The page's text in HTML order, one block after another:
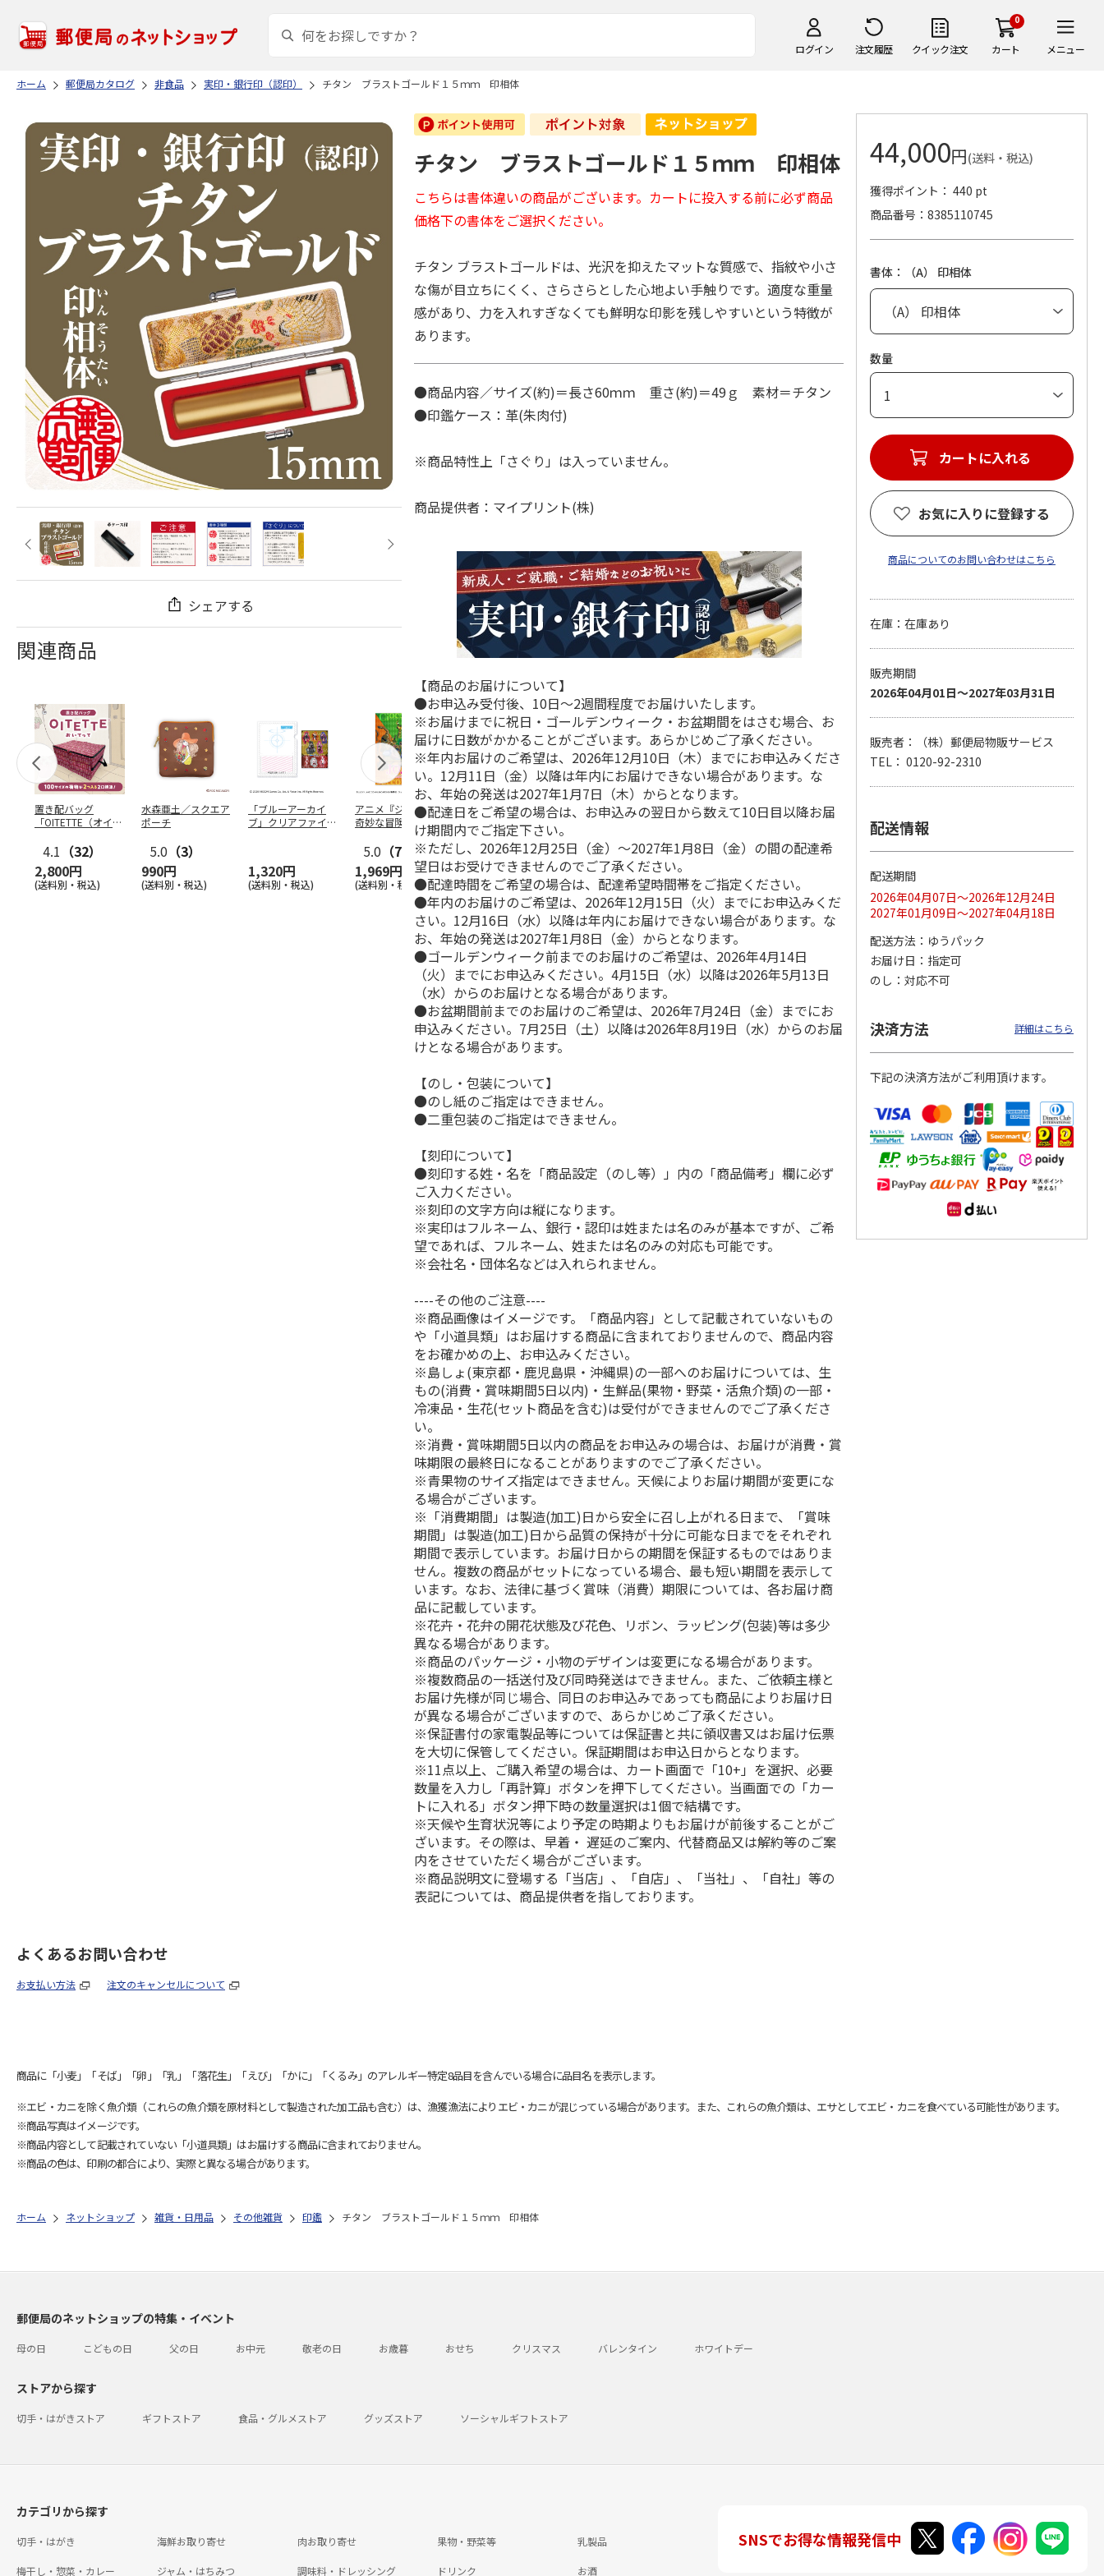
ログイン 注文履歴 クイック注文
0
カート メニュー
ホーム 郵便局カタログ 非食品 実印・銀行印（認印） チタン ブラストゴールド１５ｍｍ 印相体
シェアする
関連商品
置き配バッグ
「OITETTE（オイテ
4.1 （32）
2,800円
(送料別・税込)
水森亜土／スクエア
ポーチ
5.0 （3）
990円
(送料別・税込)
「ブルーアーカイ
ブ」クリアファイル
1,320円
(送料別・税込)
アニメ『ジョジョの
奇妙な冒険 黄金の
風』チョコラータと
セッ…
5.0 （7）
1,969円
(送料別・税込)
水森亜土／ステッカ
ーセット
600円
(送料別・税込)
リラックマ／マルチ
ケース
5.0（6）
1,100円
(送料別・税込)
令和八年七月場所
優勝力士純金製小判
605,000円
(送料・税込)
リラックマ／クリア
ファイル３点セット
(送料別・税込)
ジオラマスタンド
（殺生丸）
5.0（4）
3,300円
(送料別・税込)
5.0（4）
チタン ブラストゴールド１５ｍｍ 印相体
こちらは書体違いの商品がございます。カートに投入する前に必ず商品
価格下の書体をご選択ください。
チタン ブラストゴールドは、光沢を抑えたマットな質感で、指紋や小さ
な傷が目立ちにくく、さらさらとした心地よい手触りです。適度な重量
感があり、力を入れすぎなくても鮮明な印影を残しやすいという特徴が
あります。
●商品内容／サイズ(約)＝長さ60ｍｍ 重さ(約)＝49ｇ 素材＝チタン
●印鑑ケース：革(朱肉付)
※商品特性上「さぐり」は入っていません。
商品提供者：マイプリント(株)
【商品のお届けについて】
●お申込み受付後、10日～2週間程度でお届けいたします。
※お届けまでに祝日・ゴールデンウィーク・お盆期間をはさむ場合、お
届けに日数がかかることがございます。あらかじめご了承ください。
※年内お届けのご希望は、2026年12月10日（木）までにお申込みくださ
い。12月11日（金）以降は年内にお届けできない場合があります。な
お、年始の発送は2027年1月7日（木）からとなります。
●配達日をご希望の場合は、お申込みの翌日から数えて10日目以降お届
け期間内でご指定下さい。
※ただし、2026年12月25日（金）～2027年1月8日（金）の間の配達希
望日はお受けできませんのでご了承ください。
●配達時間をご希望の場合は、配達希望時間帯をご指定ください。
●年内のお届けのご希望は、2026年12月15日（火）までにお申込みくだ
さい。12月16日（水）以降は年内にお届けできない場合があります。な
お、年始の発送は2027年1月8日（金）からとなります。
●ゴールデンウィーク前までのお届けのご希望は、2026年4月14日
（火）までにお申込みください。4月15日（水）以降は2026年5月13日
（水）からのお届けとなる場合があります。
●お盆期間前までのお届けのご希望は、2026年7月24日（金）までにお
申込みください。7月25日（土）以降は2026年8月19日（水）からのお届
けとなる場合があります。
【のし・包装について】
●のし紙のご指定はできません。
●二重包装のご指定はできません。
【刻印について】
●刻印する姓・名を「商品設定（のし等）」内の「商品備考」欄に必ず
ご入力ください。
※刻印の文字方向は縦になります。
※実印はフルネーム、銀行・認印は姓または名のみが基本ですが、ご希
望であれば、フルネーム、姓または名のみの対応も可能です。
※会社名・団体名などは入れられません。
----その他のご注意----
※商品画像はイメージです。「商品内容」として記載されていないもの
や「小道具類」はお届けする商品に含まれておりませんので、商品内容
をお確かめの上、お申込みください。
※島しょ(東京都・鹿児島県・沖縄県)の一部へのお届けについては、生
もの(消費・賞味期間5日以内)・生鮮品(果物・野菜・活魚介類)の一部・
冷凍品・生花(セット商品を含む)は受付ができませんのでご了承くださ
い。
※消費・賞味期間5日以内の商品をお申込みの場合は、お届けが消費・賞
味期限の最終日になることがありますのでご了承ください。
※青果物のサイズ指定はできません。天候によりお届け期間が変更にな
る場合がございます。
※「消費期間」は製造(加工)日から安全に召し上がれる日まで、「賞味
期間」は製造(加工)日から品質の保持が十分に可能な日までをそれぞれ
期間で表示しています。お届け日からの期間を保証するものではありま
せん。複数の商品がセットになっている場合、最も短い期間を表示して
います。なお、法律に基づく賞味（消費）期限については、各お届け商
品に記載しています。
※花卉・花弁の開花状態及び花色、リボン、ラッピング(包装)等は多少
異なる場合があります。
※商品のパッケージ・小物のデザインは変更になる場合があります。
※複数商品の一括送付及び同時発送はできません。また、ご依頼主様と
お届け先様が同じ場合、同日のお申込みであっても商品によりお届け日
が異なる場合がございますので、あらかじめご了承ください。
※保証書付の家電製品等については保証書と共に領収書又はお届け伝票
を大切に保管してください。保証期間はお申込日からとなります。
※11点以上、ご購入希望の場合は、カート画面で「10+」を選択、必要
数量を入力し「再計算」ボタンを押下してください。当画面での「カー
トに入れる」ボタン押下時の数量選択は1個で結構です。
※天候や生育状況等により予定の時期よりもお届けが前後することがご
ざいます。その際は、早着・ 遅延のご案内、代替商品又は解約等のご案
内をさせていただく場合がございます。
※商品説明文に登場する「当店」、「自店」、「当社」、「自社」等の
表記については、商品提供者を指しております。
44,000円(送料・税込)
獲得ポイント： 440 pt
商品番号
8385110745
書体：（A） 印相体
数量
カートに入れる
お気に入りに登録する
商品についてのお問い合わせはこちら
在庫：在庫あり
販売期間
2026年04月01日～2027年03月31日
販売者：（株）郵便局物販サービス
TEL： 0120-92-2310
配送情報
配送期間
2026年04月07日～2026年12月24日
2027年01月09日～2027年04月18日
配送方法
ゆうパック
お届け日
指定可
のし
対応不可
決済方法 詳細はこちら
下記の決済方法がご利用頂けます。
よくあるお問い合わせ
お支払い方法 注文のキャンセルについて
商品に「小麦」「そば」「卵」「乳」「落花生」「えび」「かに」「くるみ」のアレルギー特定8品目を含んでいる場合に品目名を表示します。
※エビ・カニを除く魚介類（これらの魚介類を原材料として製造された加工品も含む）は、漁獲漁法によりエビ・カニが混じっている場合があります。また、これらの魚介類は、エサとしてエビ・カニを食べている可能性があります。
※商品写真はイメージです。
※商品内容として記載されていない「小道具類」はお届けする商品に含まれておりません。
※商品の色は、印刷の都合により、実際と異なる場合があります。
ホーム ネットショップ 雑貨・日用品 その他雑貨 印鑑 チタン ブラストゴールド１５ｍｍ 印相体
郵便局のネットショップの特集・イベント
母の日 こどもの日 父の日 お中元 敬老の日 お歳暮 おせち クリスマス バレンタイン ホワイトデー
ストアから探す
切手・はがきストア ギフトストア 食品・グルメストア グッズストア ソーシャルギフトストア
カテゴリから探す
切手・はがき 海鮮お取り寄せ 肉お取り寄せ 果物・野菜等 乳製品
梅干し・惣菜・カレー ジャム・はちみつ 調味料・ドレッシング ドリンク お酒
SNSでお得な情報発信中